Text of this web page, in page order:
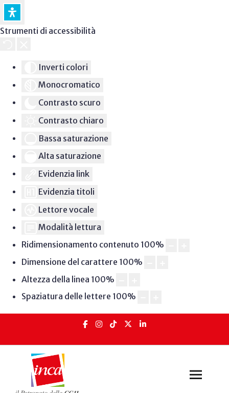
Strumenti di accessibilità
Inverti colori
Monocromatico
Contrasto scuro
Contrasto chiaro
Bassa saturazione
Alta saturazione
Evidenzia link
Evidenzia titoli
Lettore vocale
Modalità lettura
Ridimensionamento contenuto 100%
Dimensione del carattere 100%
Altezza della linea 100%
Spaziatura delle lettere 100%